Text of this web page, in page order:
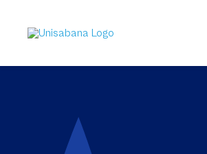
contenido
principal